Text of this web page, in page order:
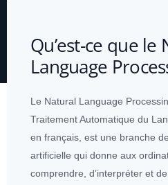
Qu’est-ce que le
Language
Le Natural Language
Traitement Automatique du
en français, est une branche de
artificielle qui donne aux
comprendre, d’interpréter et